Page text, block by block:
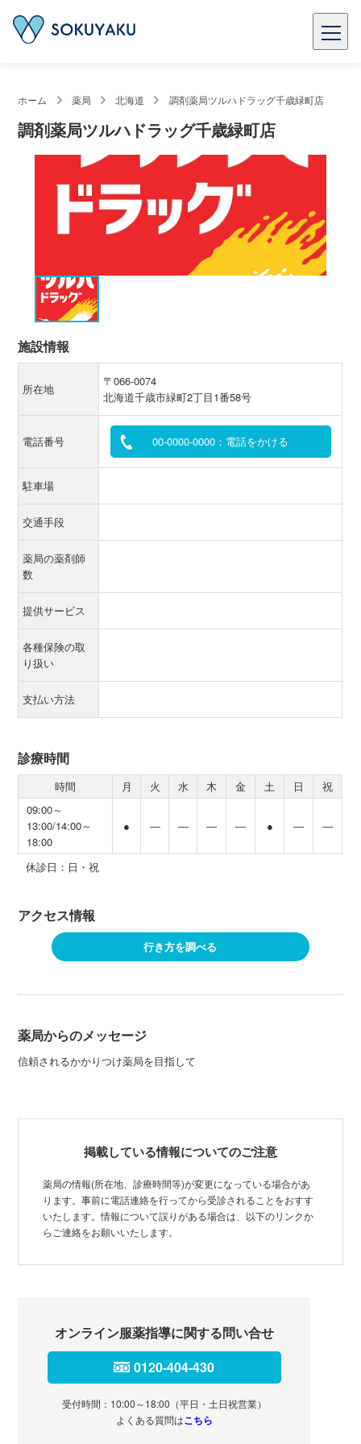
ホーム 薬局 北海道 調剤薬局ツルハドラッグ千歳緑町店
調剤薬局ツルハドラッグ千歳緑町店
施設情報
所在地
〒066-0074
北海道千歳市緑町2丁目1番58号
電話番号 00-0000-0000：電話をかける
駐車場
交通手段
薬局の薬剤師
数
提供サービス
各種保険の取
り扱い
支払い方法
診療時間
時間 月 火 水 木 金 土 日
祝
09:00～
13:00/14:00～
18:00
● ― ― ― ― ● ― ―
休診日：日・祝
アクセス情報
行き方を調べる
薬局からのメッセージ
信頼されるかかりつけ薬局を目指して
掲載している情報についてのご注意
薬局の情報(所在地、診療時間等)が変更になっている場合があ
ります。事前に電話連絡を行ってから受診されることをおすす
いたします。情報について誤りがある場合は、以下のリンクか
らご連絡をお願いいたします。
オンライン服薬指導に関する問い合せ
0120-404-430
受付時間：10:00～18:00（平日・土日祝営業）
よくある質問はこちら